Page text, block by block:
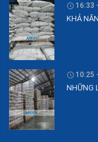
16:33
KHẢ
10:25
NHỮNG